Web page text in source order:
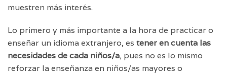
muestren más interés.
Lo primero y más importante a la hora de practicar o
enseñar un idioma extranjero, es tener en cuenta las
necesidades de cada niños/a, pues no es lo mismo
reforzar la enseñanza en niños/as mayores o